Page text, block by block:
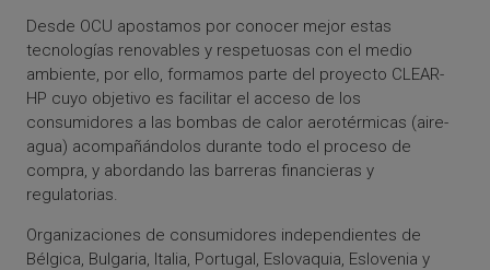
Desde OCU apostamos por conocer mejor estas
tecnologías renovables y respetuosas con el medio
ambiente, por ello, formamos parte del proyecto CLEAR-
HP cuyo objetivo es facilitar el acceso de los
consumidores a las bombas de calor aerotérmicas (aire-
agua) acompañándolos durante todo el proceso de
compra, y abordando las barreras financieras y
regulatorias.
Organizaciones de consumidores independientes de
Bélgica, Bulgaria, Italia, Portugal, Eslovaquia, Eslovenia y